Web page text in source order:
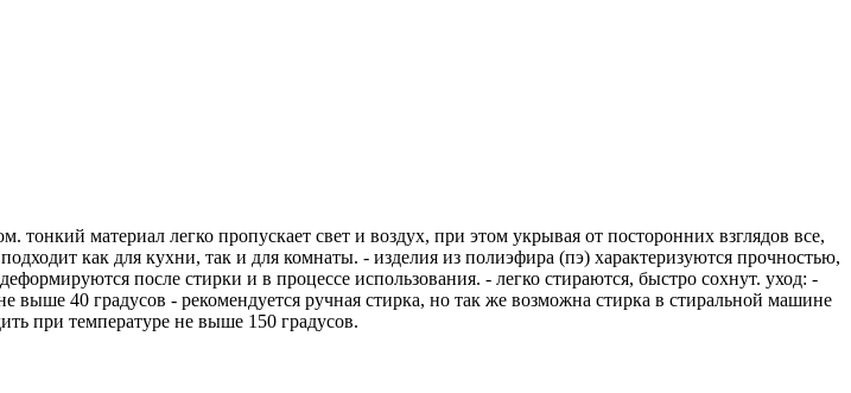
материал легко пропускает свет и воздух, при этом укрывая от посторонних взглядов все,
как для кухни, так и для комнаты. - изделия из полиэфира (пэ) характеризуются прочностью,
после стирки и в процессе использования. - легко стираются, быстро сохнут. уход: -
40 градусов - рекомендуется ручная стирка, но так же возможна стирка в стиральной машине
при температуре не выше 150 градусов.